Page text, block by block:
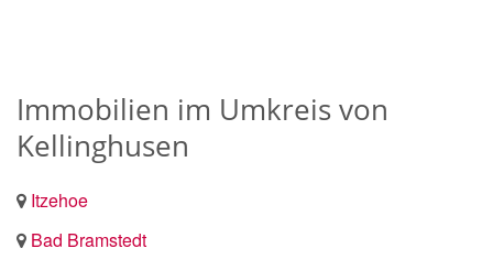
Immobilien im Umkreis von
Kellinghusen
Itzehoe
Bad Bramstedt